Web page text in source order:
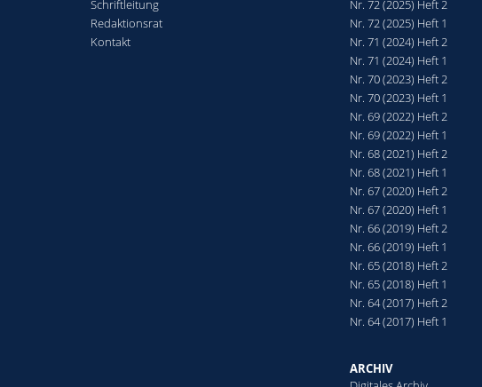
Schriftleitung
Redaktionsrat
Kontakt
Nr. 72 (2025) Heft 2
Nr. 72 (2025) Heft 1
Nr. 71 (2024) Heft 2
Nr. 71 (2024) Heft 1
Nr. 70 (2023) Heft 2
Nr. 70 (2023) Heft 1
Nr. 69 (2022) Heft 2
Nr. 69 (2022) Heft 1
Nr. 68 (2021) Heft 2
Nr. 68 (2021) Heft 1
Nr. 67 (2020) Heft 2
Nr. 67 (2020) Heft 1
Nr. 66 (2019) Heft 2
Nr. 66 (2019) Heft 1
Nr. 65 (2018) Heft 2
Nr. 65 (2018) Heft 1
Nr. 64 (2017) Heft 2
Nr. 64 (2017) Heft 1
ARCHIV